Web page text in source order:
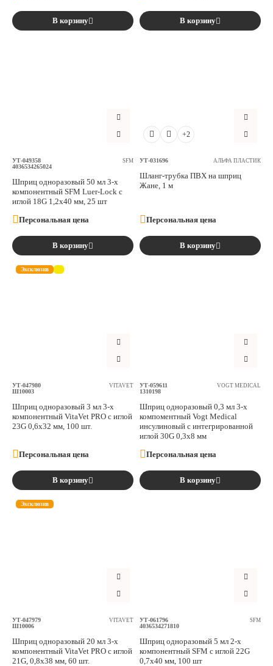
В корзину В корзину
УТ-049358
4036534265024
SFM
Шприц одноразовый 50 мл 3-х
компонентный SFM Luer-Lock с
иглой 18G 1,2х40 мм, 25 шт
Персональная цена
В корзину
+2
УТ-031696 АЛЬФА ПЛАСТИК
Шланг-трубка ПВХ на шприц
Жане, 1 м
Персональная цена
В корзину
Эксклюзив
УТ-047980
Ш10003
VITAVET
Шприц одноразовый 3 мл 3-х
компонентный VitaVet PRO с иглой
23G 0,6х32 мм, 100 шт.
Персональная цена
В корзину
УТ-059611
1310198
VOGT MEDICAL
Шприц одноразовый 0,3 мл 3-х
компоментный Vogt Medical
инсулиновый с интегрированной
иглой 30G 0,3х8 мм
Персональная цена
В корзину
Эксклюзив
УТ-047979
Ш10006
VITAVET
Шприц одноразовый 20 мл 3-х
компонентный VitaVet PRO с иглой
21G, 0,8х38 мм, 60 шт.
УТ-061796
4036534271810
SFM
Шприц одноразовый 5 мл 2-х
компонентный SFM с иглой 22G
0,7х40 мм, 100 шт